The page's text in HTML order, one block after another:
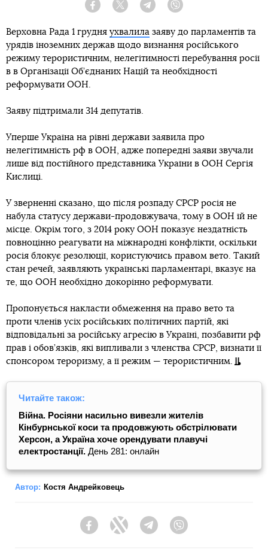
Facebook Twitter Telegram
Верховна Рада 1 грудня ухвалила заяву до парламентів та
урядів іноземних держав щодо визнання російського
режиму терористичним, нелегітимності перебування росії
в в Організації Об’єднаних Націй та необхідності
реформувати ООН.
Заяву підтримали 314 депутатів.
Уперше Україна на рівні держави заявила про
нелегітимність рф в ООН, адже попередні заяви звучали
лише від постійного представника України в ООН Сергія
Кислиці.
У зверненні сказано, що після розпаду СРСР росія не
набула статусу держави-продовжувача, тому в ООН їй не
місце. Окрім того, з 2014 року ООН показує нездатність
повноцінно реагувати на міжнародні конфлікти, оскільки
росія блокує резолюції, користуючись правом вето. Такий
стан речей, заявляють українські парламентарі, вказує на
те, що ООН необхідно докорінно реформувати.
Пропонується накласти обмеження на право вето та
проти членів усіх російських політичних партій, які
відповідальні за російську агресію в Україні, позбавити рф
прав і обов’язків, які випливали з членства СРСР, визнати її
спонсором тероризму, а її режим — терористичним.
Читайте також:
Війна. Росіяни насильно вивезли жителів
Кінбурнської коси та продовжують обстрілювати
Херсон, а Україна хоче орендувати плавучі
електростанції. День 281: онлайн
Автор: Костя Андрейковець
FacebookTwitter Telegram